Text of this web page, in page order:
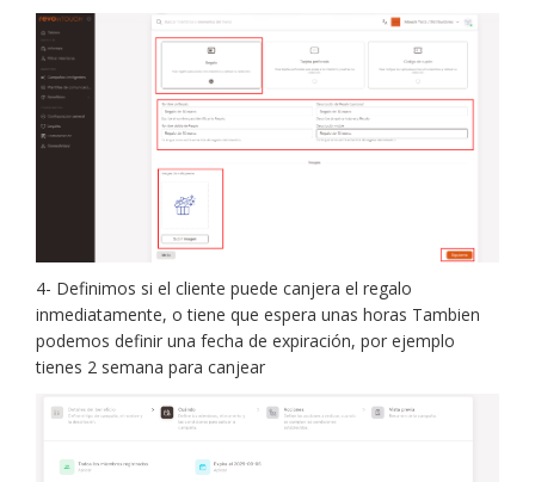
4- Definimos si el cliente puede canjera el regalo
inmediatamente, o tiene que espera unas horas Tambien
podemos definir una fecha de expiración, por ejemplo
tienes 2 semana para canjear